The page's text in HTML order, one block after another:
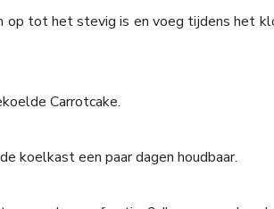
op tot het stevig is en voeg tijdens het
Carrotcake.
koelkast een paar dagen houdbaar.